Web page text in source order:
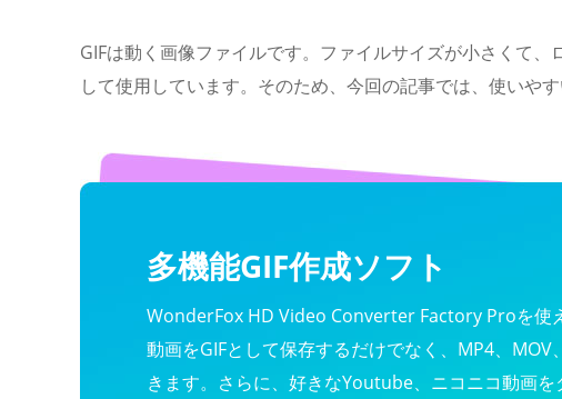
GIFは動く画像ファイルです。ファイルサイズが小さくて
して使用しています。そのため、今回の記事では、使いやす
多機能GIF作成ソフト
WonderFox HD Video Converter Factory Proを使
動画をGIFとして保存するだけでなく、MP4、MOV
きます。さらに、好きなYoutube、ニコニコ動画